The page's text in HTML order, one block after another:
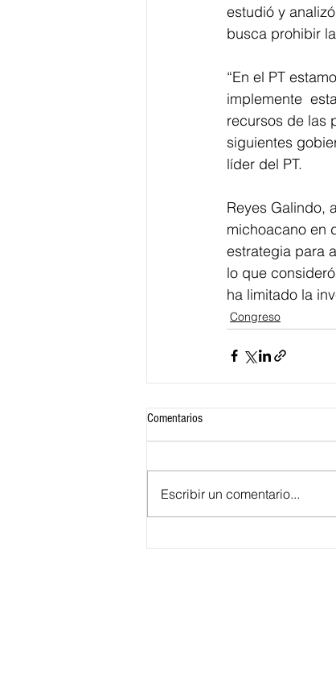
estudió y
busca prohibir
“En el PT
implemente
recursos de las
siguientes
líder del PT.
Reyes Galindo,
michoacano en
estrategia para
lo que
ha limitado la
Congreso
Comentarios
Escribir un comentario...